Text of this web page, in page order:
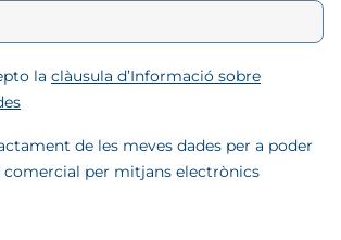
la clàusula d’Informació sobre
de les meves dades per a poder
per mitjans electrònics